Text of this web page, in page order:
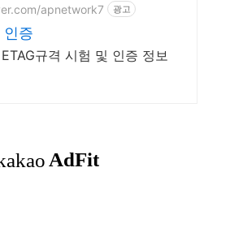
apnetwork7 광고
인증
규격 시험 및 인증 정보